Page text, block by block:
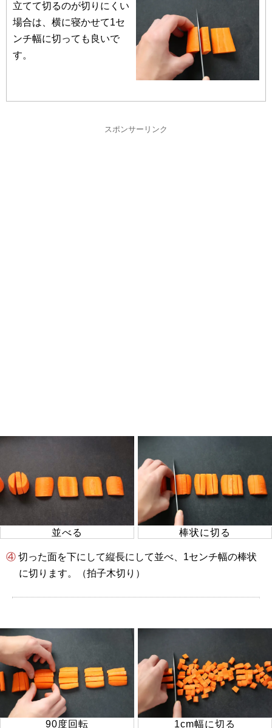
立てて切るのが切りにくい
場合は、横に寝かせて1セ
ンチ幅に切っても良いで
す。
スポンサーリンク
並べる 棒状に切る
④ 切った面を下にして縦長にして並べ、1センチ幅の棒状
に切ります。（拍子木切り）
90度回転 1cm幅に切る